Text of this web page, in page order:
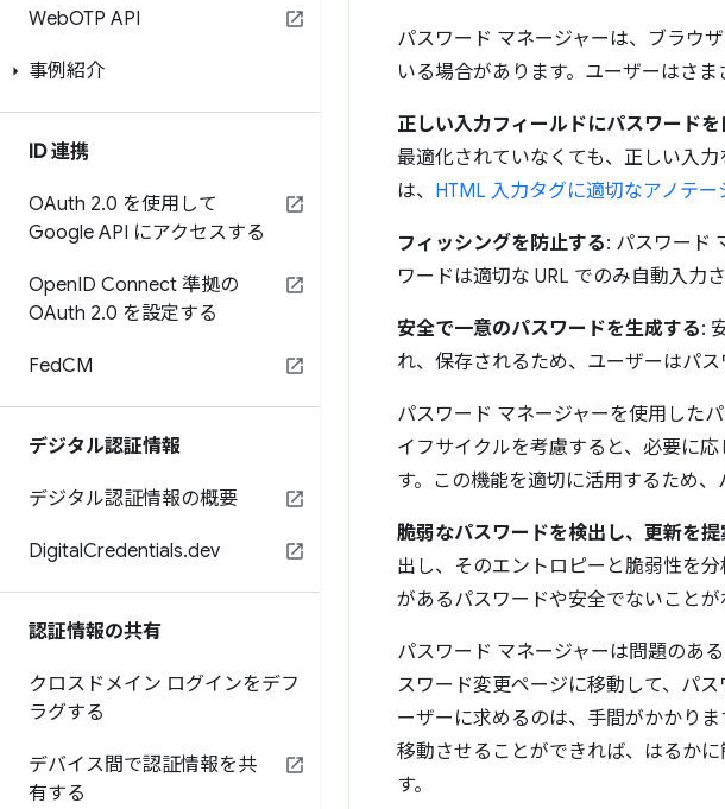
WebOTP API
事例紹介
ID 連携
OAuth 2.0 を使用して
Google API にアクセスする
OpenID Connect 準拠の
OAuth 2.0 を設定する
FedCM
デジタル認証情報
デジタル認証情報の概要
DigitalCredentials.dev
認証情報の共有
クロスドメイン ログインをデフ
ラグする
デバイス間で認証情報を共
有する
パスワード マネージャーは、ブラウ
いる場合があります。ユーザーはさ
正しい入力フィールドにパスワード
最適化されていなくても、正しい入
は、 HTML 入力タグに適切なアノテー
フィッシングを防止する: パスワード
ワードは適切な URL でのみ自動入力
安全で一意のパスワードを生成する:
れ、保存されるため、ユーザーはパ
パスワード マネージャーを使用した
イフサイクルを考慮すると、必要に
す。この機能を適切に活用するため
脆弱なパスワードを検出し、更新を提
出し、そのエントロピーと脆弱性を分
があるパスワードや安全でないことが
パスワード マネージャーは問題のあ
スワード変更ページに移動して、パ
ーザーに求めるのは、手間がかかり
移動させることができれば、はるかに
す。